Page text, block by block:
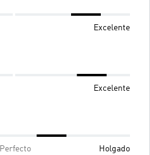
Excelente
Excelente
Perfecto Holgado